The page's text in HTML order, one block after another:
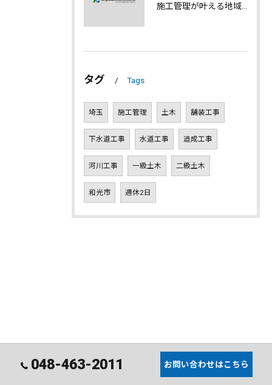
タグ Tags
埼玉 施工管理 土木 舗装工事
下水道工事 水道工事 造成工事
河川工事 一級土木 二級土木
和光市 週休2日
048-463-2011 お問い合わせはこちら